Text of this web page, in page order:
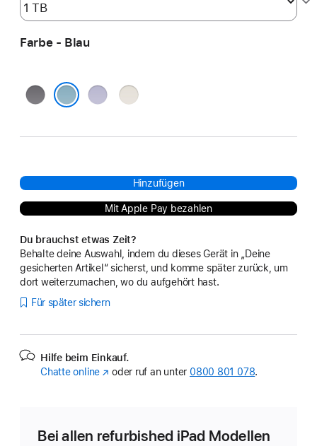
Farbe - Blau
Space GrauViolettPolarstern
Hinzufügen
Mit Apple Pay bezahlen
Du brauchst etwas Zeit?
Behalte deine Auswahl, indem du dieses Gerät in „Deine
gesicherten Artikel“ sicherst, und komme später zurück, um
dort weiterzumachen, wo du aufgehört hast.
Für später sichern
Hilfe beim Einkauf.
Chatte online (Öffnet
oder ruf an unter 0800 801 078.
Bei allen refurbished iPad Modellen